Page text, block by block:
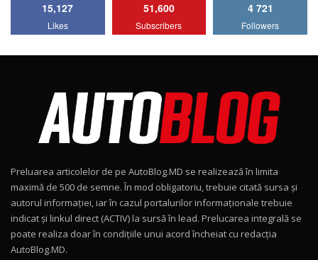
AutoBlog.MD
15:08
Noul Geely EX2 / Test Drive AutoBlog.MD
15:22
Mercedes-AMG E 53 HYBRID 4MATIC+ / Test
Drive AutoBlog.MD
16:27
11
Noul Volvo ES90 / Test Drive AutoBlog.MD
15,127
Likes
51,600
Subscribers
4 721
Followers
Preluarea articolelor de pe AutoBlog.MD se realizează în limita
maximă de 500 de semne. În mod obligatoriu, trebuie citată sursa și
autorul informației, iar în cazul portalurilor informaționale trebuie
indicat și linkul direct (ACTIV) la sursă în lead. Prelucarea integrală se
poate realiza doar în condițiile unui acord încheiat cu redacţia
AutoBlog.MD.